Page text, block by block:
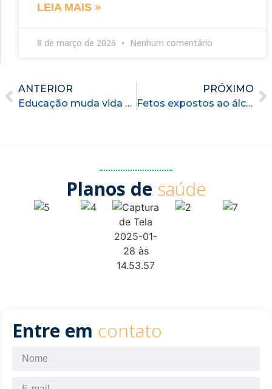
LEIA MAIS »
8 de março de 2026 Nenhum comentário
ANTERIOR
Educação muda vida de mulheres em tratamento contra o uso de drogas
PRÓXIMO
Fetos expostos ao álcool têm estrutura cerebral anormal, aponta estudo
Planos de saúde
Entre em contato